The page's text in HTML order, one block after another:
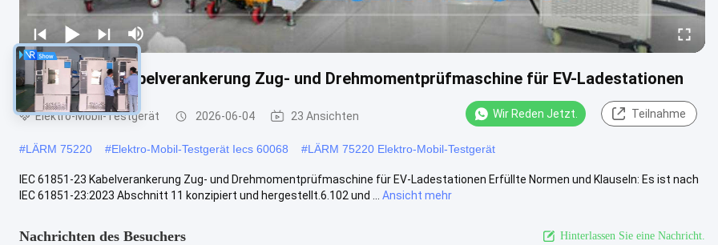
IEC 61851-23 Kabelverankerung Zug- und Drehmomentprüfmaschine für EV-Ladestationen
Elektro-Mobil-Testgerät 2026-06-04 23 Ansichten Wir Reden Jetzt. Teilnahme
#LÄRM 75220 #Elektro-Mobil-Testgerät Iecs 60068 #LÄRM 75220 Elektro-Mobil-Testgerät
IEC 61851-23 Kabelverankerung Zug- und Drehmomentprüfmaschine für EV-Ladestationen Erfüllte Normen und Klauseln: Es ist nach
IEC 61851-23:2023 Abschnitt 11 konzipiert und hergestellt.6.102 und ...
Ansicht mehr
Nachrichten des Besuchers Hinterlassen Sie eine Nachricht.